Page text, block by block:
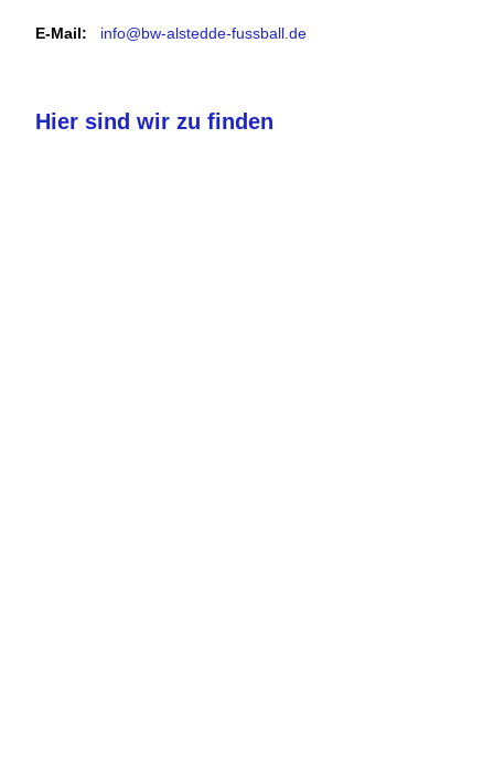
E-Mail: info@bw-alstedde-fussball.de
Hier sind wir zu finden